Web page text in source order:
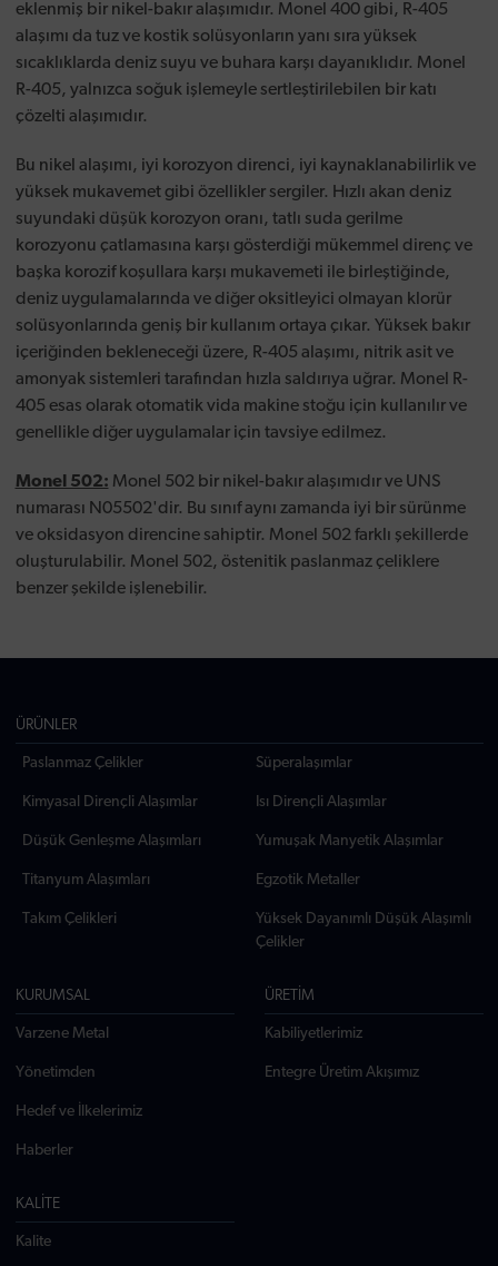
eklenmiş bir nikel-bakır alaşımıdır. Monel 400 gibi, R-405
alaşımı da tuz ve kostik solüsyonların yanı sıra yüksek
sıcaklıklarda deniz suyu ve buhara karşı dayanıklıdır. Monel
R-405, yalnızca soğuk işlemeyle sertleştirilebilen bir katı
çözelti alaşımıdır.
Bu nikel alaşımı, iyi korozyon direnci, iyi kaynaklanabilirlik ve
yüksek mukavemet gibi özellikler sergiler. Hızlı akan deniz
suyundaki düşük korozyon oranı, tatlı suda gerilme
korozyonu çatlamasına karşı gösterdiği mükemmel direnç ve
başka korozif koşullara karşı mukavemeti ile birleştiğinde,
deniz uygulamalarında ve diğer oksitleyici olmayan klorür
solüsyonlarında geniş bir kullanım ortaya çıkar. Yüksek bakır
içeriğinden bekleneceği üzere, R-405 alaşımı, nitrik asit ve
amonyak sistemleri tarafından hızla saldırıya uğrar. Monel R-
405 esas olarak otomatik vida makine stoğu için kullanılır ve
genellikle diğer uygulamalar için tavsiye edilmez.
Monel 502: Monel 502 bir nikel-bakır alaşımıdır ve UNS
numarası N05502'dir. Bu sınıf aynı zamanda iyi bir sürünme
ve oksidasyon direncine sahiptir. Monel 502 farklı şekillerde
oluşturulabilir. Monel 502, östenitik paslanmaz çeliklere
benzer şekilde işlenebilir.
ÜRÜNLER
Paslanmaz Çelikler Süperalaşımlar
Kimyasal Dirençli Alaşımlar Isı Dirençli Alaşımlar
Düşük Genleşme Alaşımları Yumuşak Manyetik Alaşımlar
Titanyum Alaşımları Egzotik Metaller
Takım Çelikleri
Yüksek Dayanımlı Düşük Alaşımlı
Çelikler
KURUMSAL
Varzene Metal
Yönetimden
Hedef ve İlkelerimiz
Haberler
ÜRETİM
Kabiliyetlerimiz
Entegre Üretim Akışımız
KALİTE
Kalite